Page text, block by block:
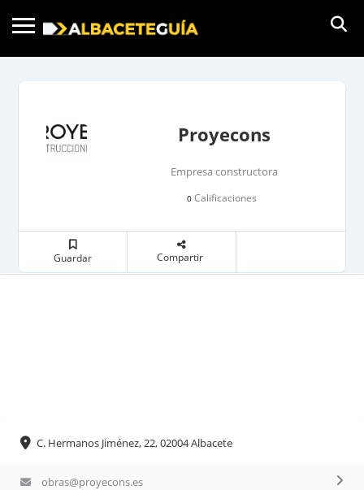
Proyecons
Empresa constructora
0Calificaciones
Guardar Compartir
C. Hermanos Jiménez, 22, 02004 Albacete
obras@proyecons.es